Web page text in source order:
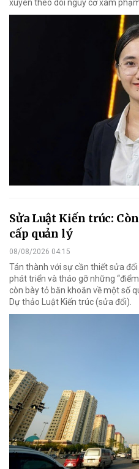
xuyên theo dõi nguy cơ xâm
Sửa Luật Kiến trúc:
cấp quản lý
08/08/2026 04:15
Tán thành với sự cần thiết sửa
phát triển và tháo gỡ những
còn bày tỏ băn khoăn về một số
Dự thảo Luật Kiến trúc (sửa đổi).